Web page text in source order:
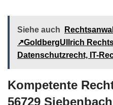
Siehe auch
↗️GoldbergUllrich
Datenschutzrecht, IT-
Kompetente
56729